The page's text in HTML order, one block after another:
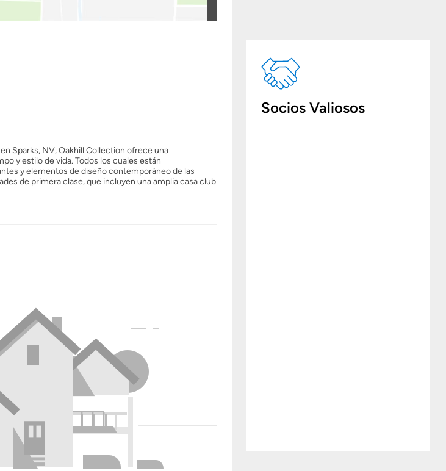
Socios Valiosos
Sparks, NV, Oakhill Collection ofrece una
y estilo de vida. Todos los cuales están
y elementos de diseño contemporáneo de las
de primera clase, que incluyen una amplia casa club